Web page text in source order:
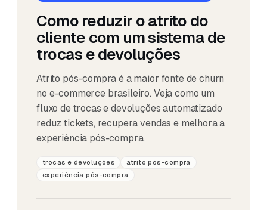
Como reduzir o atrito do
cliente com um sistema de
trocas e devoluções
Atrito pós-compra é a maior fonte de churn
no e-commerce brasileiro. Veja como um
fluxo de trocas e devoluções automatizado
reduz tickets, recupera vendas e melhora a
experiência pós-compra.
trocas e devoluções
atrito pós-compra
experiência pós-compra